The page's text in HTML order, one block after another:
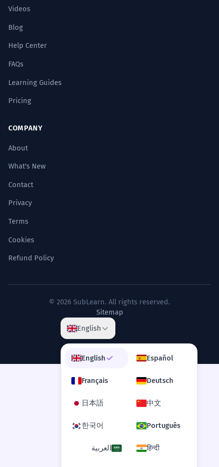
Videos
Blog
Help Center
FAQs
Learning Guides
Pricing
COMPANY
About
What's New
Contact
Privacy
Terms
Cookies
Refund Policy
© 2026 SubLearn. All rights reserved.
Sitemap
English
English Español
Français Deutsch
日本語 中文
한국어 Português
العربية हिन्दी